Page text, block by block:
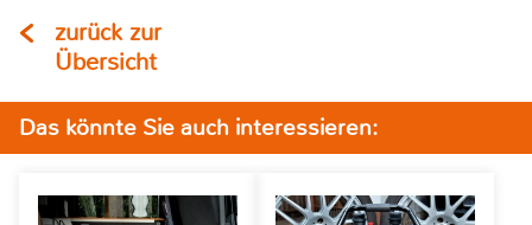
zurück zur
Übersicht
Das könnte Sie auch interessieren: